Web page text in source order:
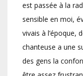
est passée à la
sensible en moi,
vivais à l’époque,
chanteuse a une
des gens la